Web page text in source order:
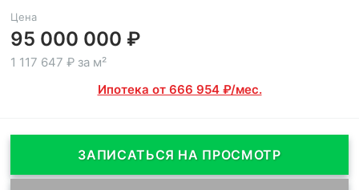
Цена
95 000 000 ₽
1 117 647 ₽ за м²
Ипотека от 666 954 ₽/мес.
ЗАПИСАТЬСЯ НА ПРОСМОТР